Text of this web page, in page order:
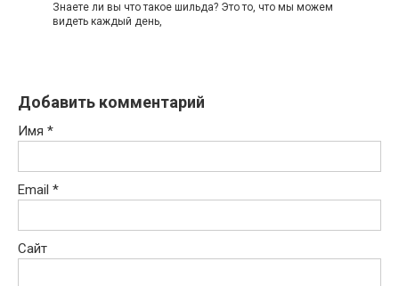
Знаете ли вы что такое шильда? Это то, что мы можем
видеть каждый день,
Добавить комментарий
Имя *
Email *
Сайт